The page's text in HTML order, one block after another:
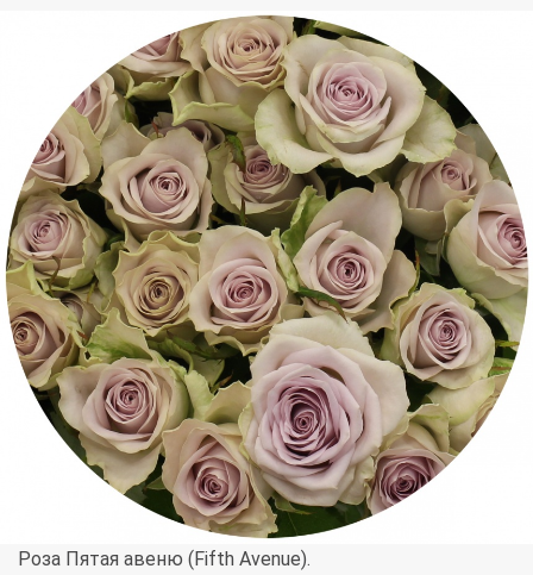
Роза Пятая авеню (Fifth Avenue).